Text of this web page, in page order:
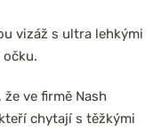
vizáž s ultra lehkými
očku.
ve firmě Nash
chytají s těžkými